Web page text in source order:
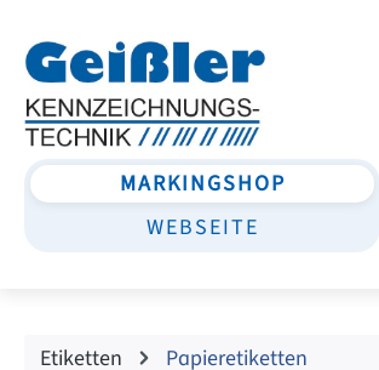
MARKINGSHOP
WEBSEITE
Etiketten Papieretiketten